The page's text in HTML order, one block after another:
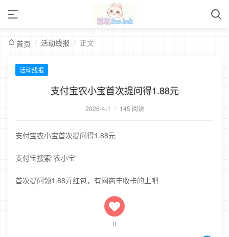
首页 / 活动线报 / 正文
活动线报
支付宝农小宝首次提问得1.88元
2026-4-1 / 145 阅读
支付宝农小宝首次提问得1.88元
支付宝搜索“农小宝”
首次提问领1.88亓红包，有网商丰收卡的上吧
0